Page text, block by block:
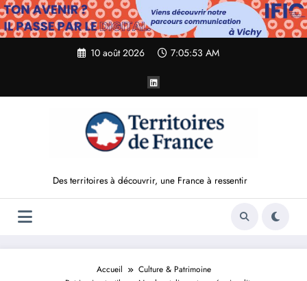
Aller
au
contenu
10 août 2026 7:05:55 AM
Des territoires à découvrir, une France à ressentir
Accueil
Culture & Patrimoine